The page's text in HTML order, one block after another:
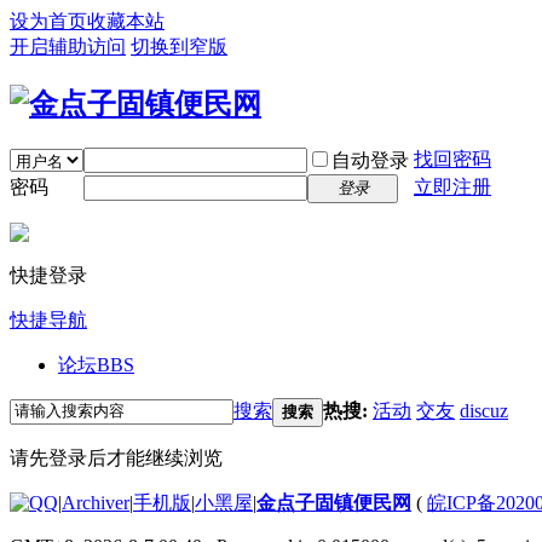
设为首页收藏本站
开启辅助访问 切换到窄版
自动登录 找回密码
密码
登录 立即注册
快捷登录
快捷导航
论坛BBS
搜索 搜索 热搜: 活动 交友 discuz
请先登录后才能继续浏览
|Archiver|手机版|小黑屋|金点子固镇便民网 ( 皖ICP备